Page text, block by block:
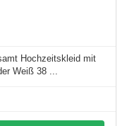
Hochzeitskleid mit
Weiß 38 ...